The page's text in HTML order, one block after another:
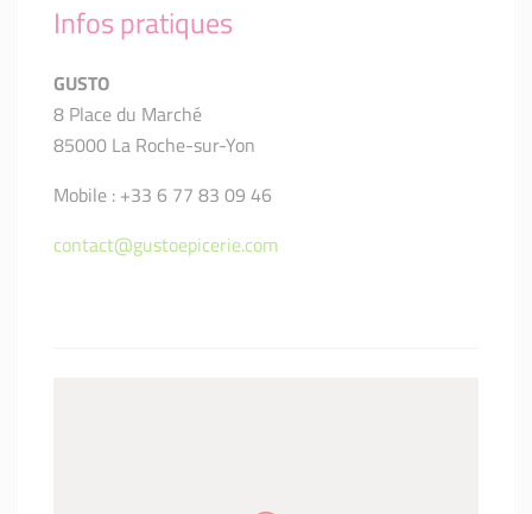
Infos pratiques
GUSTO
8 Place du Marché
85000 La Roche-sur-Yon
Mobile : +33 6 77 83 09 46
contact@gustoepicerie.com